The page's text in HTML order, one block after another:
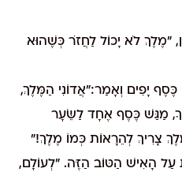
"מֶלֶךְ לֹא יָכוֹל לַחֲזֹר כְּשֶׁהוּא
כֶּסֶף יָפִים וְאָמַר:"אֲדוֹנִי הַמֶּלֶךְ,
מַגַּשׁ כֶּסֶף אֶחָד לַשֵּׂעָר
צָרִיךְ לְהֵרָאוֹת כְּמוֹ מֶלֶךְ!"
עַל הָאִישׁ הַטּוֹב הַזֶּה. "לְעוֹלָם,